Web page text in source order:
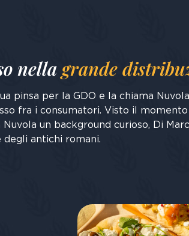
nella grande
pinsa per la GDO e la chiama
fra i consumatori. Visto il
un background curioso, Di
degli antichi romani.